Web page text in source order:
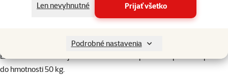
Len nevyhnutné
Prijať všetko
Podrobné nastavenia
do košíka do košíka
superzoo.product.detail.content
Extra dlhé samonavíjacie lankové vodidlo pre veľké plemená psov
do hmotnosti 50 kg.